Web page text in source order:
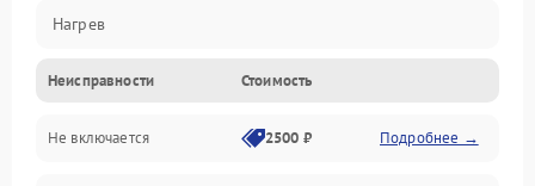
Нагрев
Неисправности Стоимость
Не включается 2500 ₽ Подробнее →